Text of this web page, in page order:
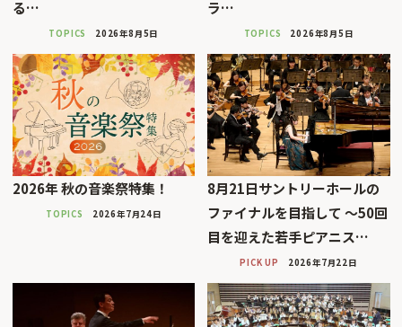
る…
TOPICS 2026年8月5日
ラ…
TOPICS 2026年8月5日
2026年 秋の音楽祭特集！
TOPICS 2026年7月24日
8月21日サントリーホールの
ファイナルを目指して 〜50回
目を迎えた若手ピアニス…
PICK UP 2026年7月22日